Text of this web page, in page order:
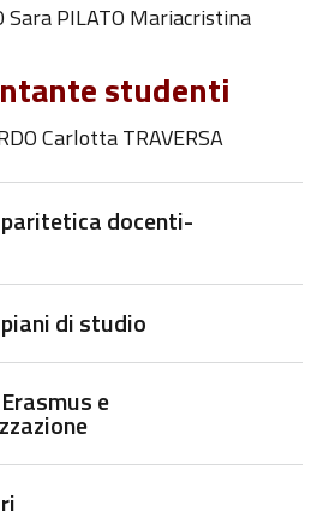
Sara PILATO Mariacristina
studenti
Carlotta TRAVERSA
docenti-
di studio
e